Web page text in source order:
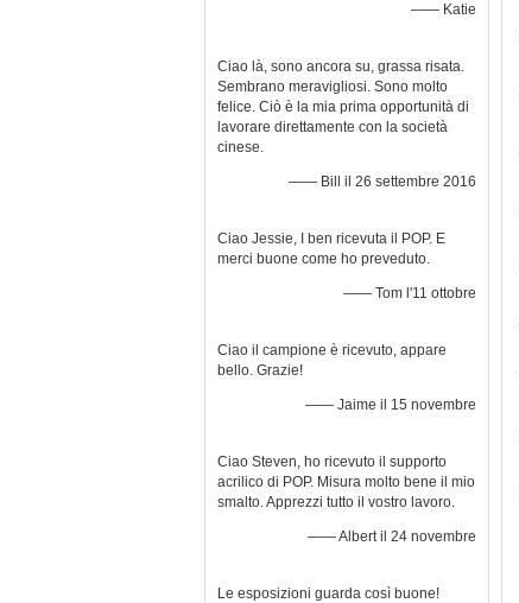
—— Katie
Ciao là, sono ancora su, grassa risata.
Sembrano meravigliosi. Sono molto
felice. Ciò è la mia prima opportunità di
lavorare direttamente con la società
cinese.
—— Bill il 26 settembre 2016
Ciao Jessie, I ben ricevuta il POP. E
merci buone come ho preveduto.
—— Tom l'11 ottobre
Ciao il campione è ricevuto, appare
bello. Grazie!
—— Jaime il 15 novembre
Ciao Steven, ho ricevuto il supporto
acrilico di POP. Misura molto bene il mio
smalto. Apprezzi tutto il vostro lavoro.
—— Albert il 24 novembre
Le esposizioni guarda così buone!